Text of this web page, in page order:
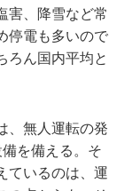
害、降雪など常
停電も多いので
ろん国内平均と
、無人運転の発
を備える。そ
ているのは、運